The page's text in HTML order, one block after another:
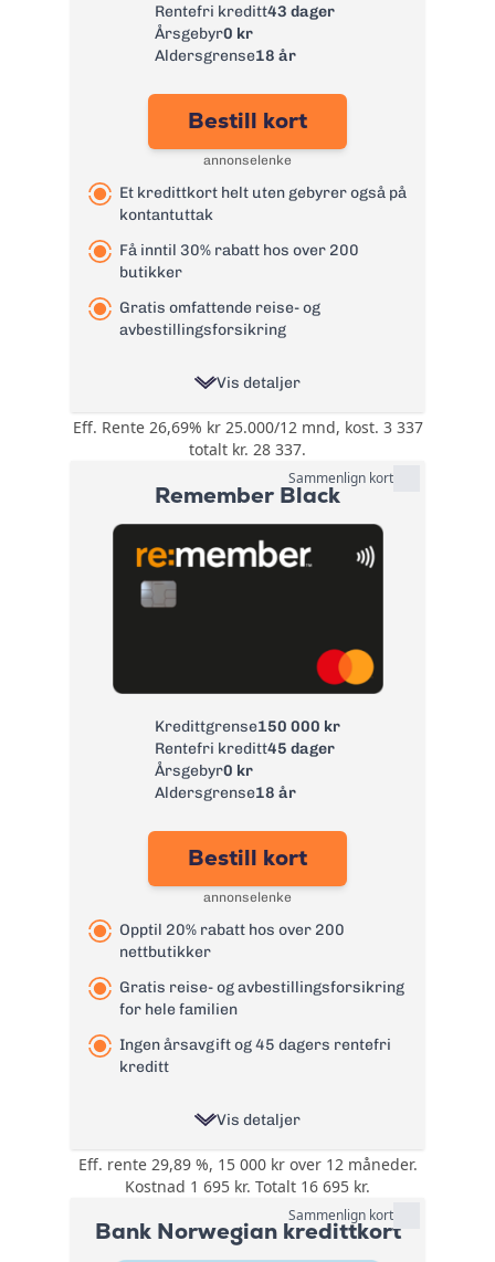
Rentefri kreditt43 dager
Årsgebyr0 kr
Aldersgrense18 år
Bestill kort
annonselenke
Et kredittkort helt uten gebyrer også på
kontantuttak
Få inntil 30% rabatt hos over 200
butikker
Gratis omfattende reise- og
avbestillingsforsikring
Vis detaljer
Bonus:
Opptil 30% rabatt
hos over 200
steder, innen
kategorier som:
Nettbutikker,
Kultur, Butikker,
Forsikring:
avbestillingsforsikring
tyveriforsikring
Årsgebyr:
0 kr
22,65%
Kontantuttak i
0 kr - renter løper
Kontantuttak i
bank:
0 kr - renter løper
fra uttaksdato
Gebyr
papirfaktura:
Valutapåslag:
Purregebyr:
35 kr
Les mer om TF Bank Mastercard
kredittkort →
Eff. Rente 26,69% kr 25.000/12 mnd, kost. 3 337
totalt kr. 28 337.
Sammenlign kort
Remember Black
Kredittgrense150 000 kr
Rentefri kreditt45 dager
Årsgebyr0 kr
Aldersgrense18 år
Bestill kort
annonselenke
Opptil 20% rabatt hos over 200
nettbutikker
Gratis reise- og avbestillingsforsikring
for hele familien
Ingen årsavgift og 45 dagers rentefri
kreditt
Vis detaljer
Bonus:
Opptil 20% rabatt
hos over 200
nettbutikker. Rabatt
på lading av elbil.
Eff. rente 29,89 %, 15 000 kr over 12 måneder.
Kostnad 1 695 kr. Totalt 16 695 kr.
Sammenlign kort
Bank Norwegian kredittkort